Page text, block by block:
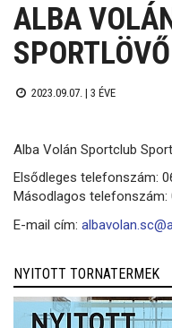
ALBA
2023.09.07. | 3 ÉVE
Alba Volán Sportclub
Elsődleges telefonszám:
Másodlagos telefonszám:
E-mail cím:
NYITOTT TORNATERMEK